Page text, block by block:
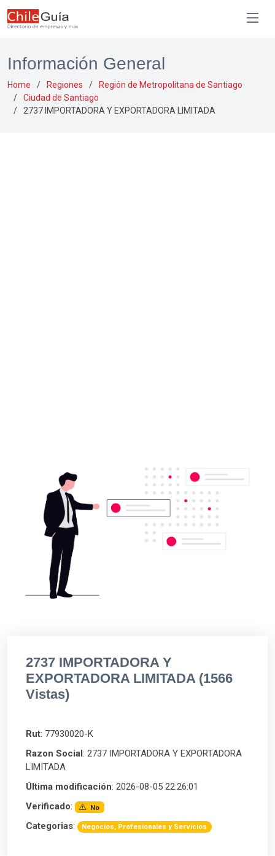
Información General
Home Regiones
Región de Metropolitana de Santiago
Ciudad de Santiago
2737 IMPORTADORA Y EXPORTADORA LIMITADA
2737 IMPORTADORA Y
EXPORTADORA LIMITADA (1566
Vistas)
Rut: 77930020-K
Razon Social : 2737 IMPORTADORA Y EXPORTADORA
LIMITADA
Última modificación: 2026-08-05 22:26:01
Verificado: No
Categorias: Negocios, Profesionales y Servicios